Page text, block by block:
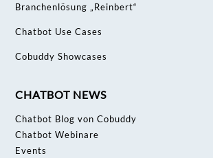
Branchenlösung „Reinbert“
Chatbot Use Cases
Cobuddy Showcases
CHATBOT NEWS
Chatbot Blog von Cobuddy
Chatbot Webinare
Events